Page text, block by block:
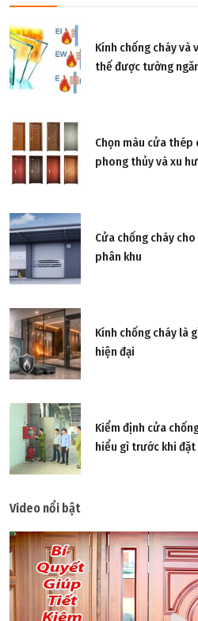
Kính chống cháy và
thế được tường
Chọn màu cửa thép
phong thủy và xu
Cửa chống cháy
phân khu
Kính chống cháy là
hiện đại
Kiểm định cửa
hiểu gì trước khi đặt
Video nổi bật